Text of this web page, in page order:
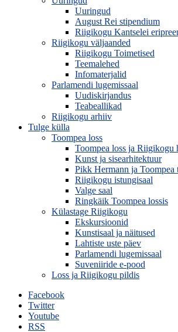
Uuringud
August Rei stipendium
Riigikogu Kantselei
Riigikogu väljaanded
Riigikogu Toimetised
Teemalehed
Infomaterjalid
Parlamendi lugemissaal
Uudiskirjandus
Teabeallikad
Riigikogu arhiiv
Tulge külla
Toompea loss
Toompea loss ja Riigikogu
Kunst ja sisearhitektuur
Pikk Hermann ja Toompea
Riigikogu istungisaal
Valge saal
Ringkäik Toompea lossis
Külastage Riigikogu
Ekskursioonid
Kunstisaal ja näitused
Lahtiste uste päev
Parlamendi lugemissaal
Suveniiride e-pood
Loss ja Riigikogu pildis
Facebook
Twitter
Youtube
RSS